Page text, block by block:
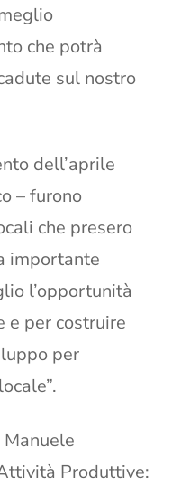
che potrà
sul nostro
dell’aprile
– furono
che presero
importante
l’opportunità
e per costruire
per
Manuele
Produttive: